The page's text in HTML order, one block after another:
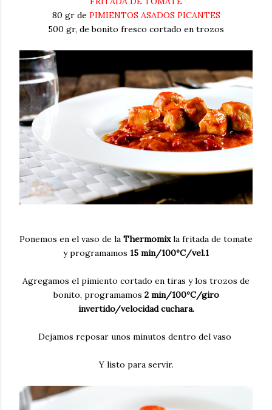
80 gr de PIMIENTOS ASADOS PICANTES
500 gr, de bonito fresco cortado en trozos
Ponemos en el vaso de la Thermomixla fritada de tomate
y programamos 15 min/100ºC/vel.1
Agregamos el pimiento cortado en tiras y los trozos de
bonito, programamos 2 min/100ºC/giro
invertido/velocidad cuchara.
Dejamos reposar unos minutos dentro del vaso
Y listo para servir.